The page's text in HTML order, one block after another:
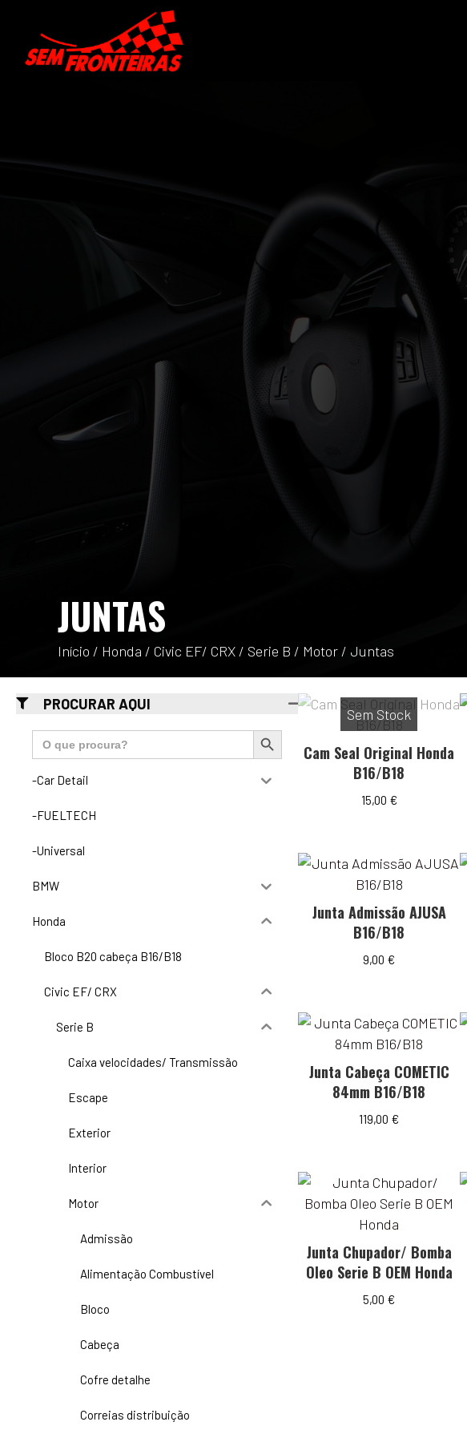
JUNTAS
Início / Honda / Civic EF/ CRX / Serie B / Motor / Juntas
PROCURAR AQUI
Search
for:
Search Button
-Car Detail
-FUELTECH
-Universal
BMW
Honda
Bloco B20 cabeça B16/B18
Civic EF/ CRX
Serie B
Caixa velocidades/ Transmissão
Escape
Exterior
Interior
Motor
Admissão
Alimentação Combustível
Bloco
Cabeça
Cofre detalhe
Correias distribuição
Sem Stock
Cam Seal Original Honda
B16/B18
15,00 €
Junta Admissão AJUSA
B16/B18
9,00 €
Junta Cabeça COMETIC
84mm B16/B18
119,00 €
Junta Chupador/ Bomba
Oleo Serie B OEM Honda
5,00 €